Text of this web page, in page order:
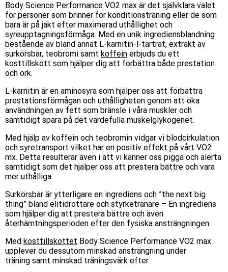
Body Science Performance VO2 max är det självklara valet
för personer som brinner för konditionsträning eller de som
bara är på jakt efter maximerad uthållighet och
syreupptagningsförmåga. Med en unik ingrediensblandning
bestående av bland annat L-karnitin-l-tartrat, extrakt av
surkörsbär, teobromi samt koffein erbjuds du ett
kosttillskott som hjälper dig att förbättra både prestation
och ork.
L-karnitin är en aminosyra som hjälper oss att förbättra
prestationsförmågan och uthålligheten genom att öka
användningen av fett som bränsle i våra muskler och
samtidigt spara på det värdefulla muskelglykogenet.
Med hjälp av koffein och teobromin vidgar vi blodcirkulation
och syretransport vilket har en positiv effekt på vårt VO2
mx. Detta resulterar även i att vi känner oss pigga och alerta
samtidigt som det hjälper oss att prestera bättre och vara
mer uthålliga.
Surkörsbär är ytterligare en ingrediens och ”the next big
thing” bland elitidrottare och styrketränare – En ingrediens
som hjälper dig att prestera bättre och även
återhämtningsperioden efter den fysiska ansträngningen.
Med kosttillskottet Body Science Performance VO2 max
upplever du dessutom minskad ansträngning under
träning samt minskad träningsvärk efter.